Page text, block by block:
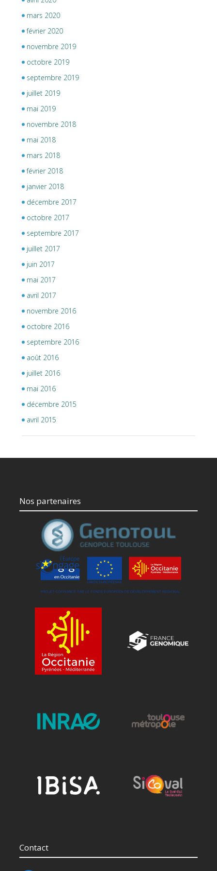
mars 2020
février 2020
novembre 2019
octobre 2019
septembre 2019
juillet 2019
mai 2019
novembre 2018
mai 2018
mars 2018
février 2018
janvier 2018
décembre 2017
octobre 2017
septembre 2017
juillet 2017
juin 2017
mai 2017
avril 2017
novembre 2016
octobre 2016
septembre 2016
août 2016
juillet 2016
mai 2016
décembre 2015
avril 2015
Nos partenaires
Contact